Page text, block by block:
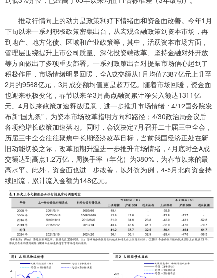
推动行情向上的动力是政策利好下情绪面和资金面改善。今年1月
下旬以来一系列积极政策密集出台，从宏观金融政策到资本市场，再
到地产、地方化债、区域和产业政策等，其中，活跃资本市场方面，
管理层围绕提升上市公司质量、深化投资端改革、坚持金融对外开放
等方面做出了多项重要部署。一系列政策出台对提振市场信心起到了
积极作用，市场情绪明显回暖，全A成交额从1月均值7387亿元上升至
2月的9568亿元，3月成交额均值更是超万亿。随着市场回暖，资金面
也迎来积极变化，春节以来至3月高点融资累计净买入额达1311亿
元。4月以来政策加速释放暖意，进一步推升市场情绪：4/12国务院发
布新“国九条”，为资本市场改革指明方向和路径；4/30政治局会议后
各项稳增长政策加速落地。同时，会议决定7月召开二十届三中全会，
历届三中全会往往聚焦中长期经济改革目标，当前我国经济正处在新
旧动能切换之际，改革预期升温进一步推升市场情绪，4月底时全A成
交额达到高点1.2万亿，周换手率（年化）为380%，为春节以来的最
高水平。此外，资金面也进一步改善，以外资为例，4-5月北向资金持
续回流，累计流入金额为148亿元。